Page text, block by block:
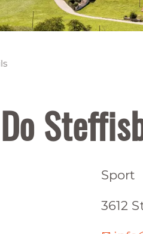
Sport
3612